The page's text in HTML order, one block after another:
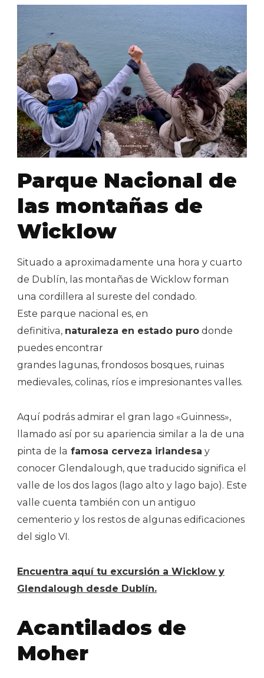
Parque Nacional de
las montañas de
Wicklow
Situado a aproximadamente una hora y cuarto
de Dublín, las montañas de Wicklow forman
una cordillera al sureste del condado.
Este parque nacional es, en
definitiva, naturaleza en estado puro donde
puedes encontrar
grandes lagunas, frondosos bosques, ruinas
medievales, colinas, ríos e impresionantes valles.
Aquí podrás admirar el gran lago «Guinness»,
llamado así por su apariencia similar a la de una
pinta de la famosa cerveza irlandesa y
conocer Glendalough, que traducido significa el
valle de los dos lagos (lago alto y lago bajo). Este
valle cuenta también con un antiguo
cementerio y los restos de algunas edificaciones
del siglo VI.
Encuentra aquí tu excursión a Wicklow y
Glendalough desde Dublín.
Acantilados de
Moher